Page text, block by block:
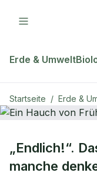
Erde & Umwelt
Startseite / Erde &
Ein Hauch
„Endlich!“.
manche